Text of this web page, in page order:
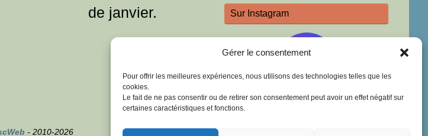
Gérer le consentement
Pour offrir les meilleures expériences, nous utilisons des technologies telles que les
cookies.
Le fait de ne pas consentir ou de retirer son consentement peut avoir un effet négatif sur
certaines caractéristiques et fonctions.
de janvier.
Sur Instagram
- 2010-2026